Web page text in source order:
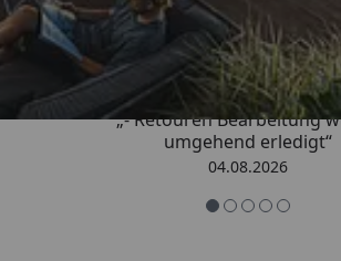
4,81/ 5
„- Retouren Bearbeitung
umgehend erledigt“
04.08.2026